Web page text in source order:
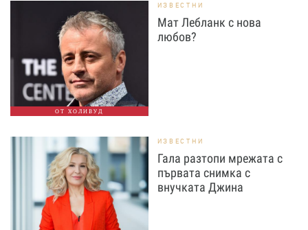
ОТ ХОЛИВУД
ИЗВЕСТНИ
Мат Лебланк с нова
любов?
ИЗВЕСТНИ
Гала разтопи мрежата с
първата снимка с
внучката Джина